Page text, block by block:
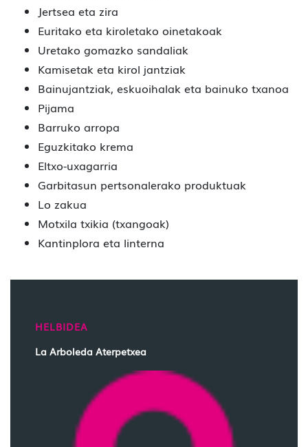
Jertsea eta zira
Euritako eta kiroletako oinetakoak
Uretako gomazko sandaliak
Kamisetak eta kirol jantziak
Bainujantziak, eskuoihalak eta bainuko txanoa
Pijama
Barruko arropa
Eguzkitako krema
Eltxo-uxagarria
Garbitasun pertsonalerako produktuak
Lo zakua
Motxila txikia (txangoak)
Kantinplora eta linterna
HELBIDEA
La Arboleda Aterpetxea